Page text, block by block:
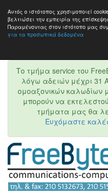
Αυτός ο ιστότοπος χρησιμοποιεί
βελτιώσει την εμπειρία της
Παραμένοντας στον ιστότοπo μας
για τα προσωπικά δεδομένα
Το τμήμα service του
λόγω αδειών μέχρι 31
ομοαξονικών καλωδίων
μπορούν να
τμήματα μας θα
Ευχόμαστε